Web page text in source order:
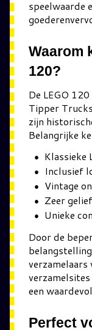
speelwaarde
Waarom
120?
De LEGO
Tipper Trucks
zijn
Belangrijke
Klassieke
Inclusief
Vintage
Zeer
Unieke
Door de
verzamelaars
een
Perfect